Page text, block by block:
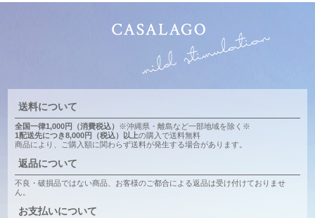
送料について
全国一律1,000円（消費税込） ※沖縄県・離島など一部地域を除く※
1配送先につき8,000円（税込）以上の購入で送料無料
商品により、ご購入額に関わらず送料が発生する場合があります。
返品について
不良・破損品ではない商品、お客様のご都合による返品は受け付けておりませ
ん。
お支払いについて